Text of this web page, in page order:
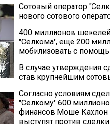
Сотовый оператор
нового сотового
400 миллионов
"Селкома", еще 200
мобилизовать с
В случае утверждения
став крупнейшим
Согласно условиям
"Селкому" 600
финансов Моше Кахлон
выступят против сделки.